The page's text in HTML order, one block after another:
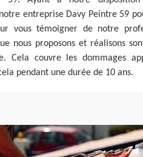
entreprise Davy Peintre 59
vous témoigner de notre
nous proposons et réalisons
Cela couvre les dommages
pendant une durée de 10 ans.